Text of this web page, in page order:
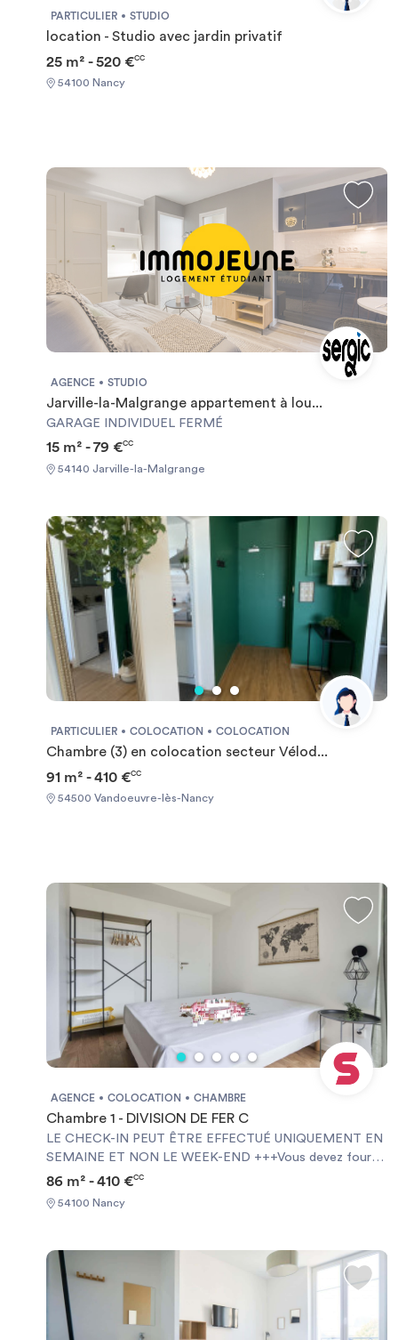
PARTICULIER STUDIO
location - Studio avec jardin privatif
25 m² - 520 €CC
54100 Nancy
AGENCE STUDIO
Jarville-la-Malgrange appartement à lou...
GARAGE INDIVIDUEL FERMÉ
15 m² - 79 €CC
54140 Jarville-la-Malgrange
PARTICULIER COLOCATION COLOCATION
Chambre (3) en colocation secteur Vélod...
91 m² - 410 €CC
54500 Vandoeuvre-lès-Nancy
AGENCE COLOCATION CHAMBRE
Chambre 1 - DIVISION DE FER C
LE CHECK-IN PEUT ÊTRE EFFECTUÉ UNIQUEMENT EN
SEMAINE ET NON LE WEEK-END +++Vous devez fournir
une Garantie Visale obligatoirement et une assurance
habitation+++ [ENG] CHECK-IN CAN ONLY BE DONE
ON WEEKDAYS AND NOT AT WEEKENDS +++You must
86 m² - 410 €CC
54100 Nancy